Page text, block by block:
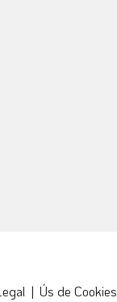
| Ús de Cookies